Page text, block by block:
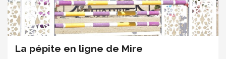
La pépite en ligne de Mire